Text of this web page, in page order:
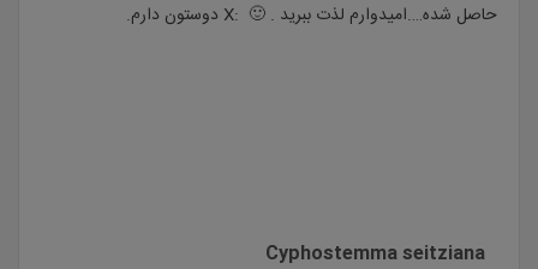
حاصل شده….امیدوارم لذت ببرید . 🙂 :X دوستون دارم.
Cyphostemma seitziana